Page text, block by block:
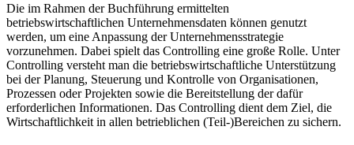
Die im Rahmen der Buchführung ermittelten
betriebswirtschaftlichen Unternehmensdaten können genutzt
werden, um eine Anpassung der Unternehmensstrategie
vorzunehmen. Dabei spielt das Controlling eine große Rolle. Unter
Controlling versteht man die betriebswirtschaftliche Unterstützung
bei der Planung, Steuerung und Kontrolle von Organisationen,
Prozessen oder Projekten sowie die Bereitstellung der dafür
erforderlichen Informationen. Das Controlling dient dem Ziel, die
Wirtschaftlichkeit in allen betrieblichen (Teil-)Bereichen zu sichern.